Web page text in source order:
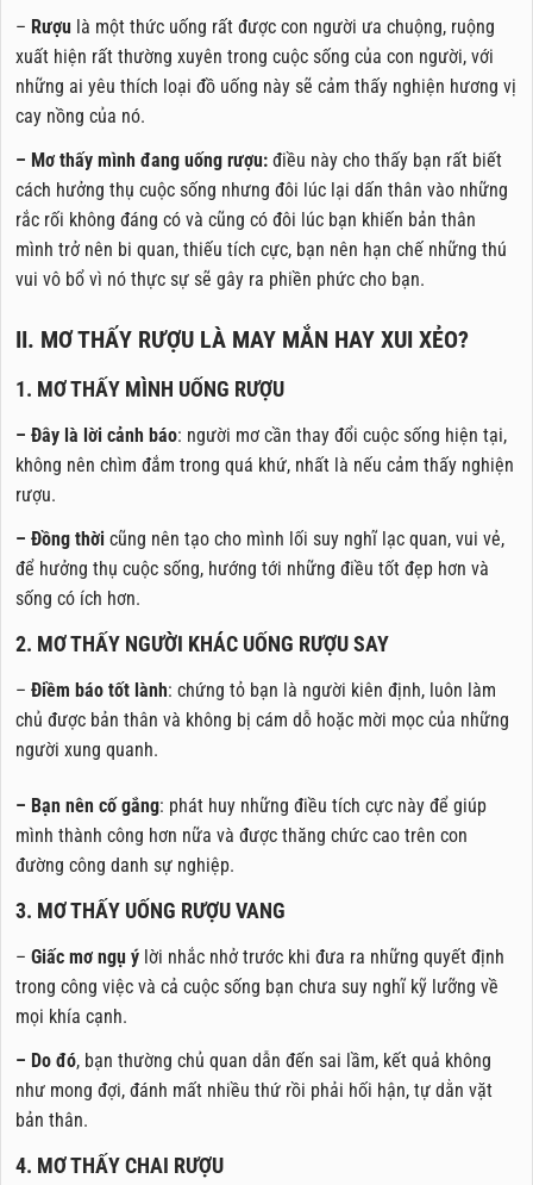
– Rượu là một thức uống rất được con người ưa chuộng, ruộng
xuất hiện rất thường xuyên trong cuộc sống của con người, với
những ai yêu thích loại đồ uống này sẽ cảm thấy nghiện hương vị
cay nồng của nó.
– Mơ thấy mình đang uống rượu: điều này cho thấy bạn rất biết
cách hưởng thụ cuộc sống nhưng đôi lúc lại dấn thân vào những
rắc rối không đáng có và cũng có đôi lúc bạn khiến bản thân
mình trở nên bi quan, thiếu tích cực, bạn nên hạn chế những thú
vui vô bổ vì nó thực sự sẽ gây ra phiền phức cho bạn.
II. MƠ THẤY RƯỢU LÀ MAY MẮN HAY XUI XẺO?
1. MƠ THẤY MÌNH UỐNG RƯỢU
– Đây là lời cảnh báo: người mơ cần thay đổi cuộc sống hiện tại,
không nên chìm đắm trong quá khứ, nhất là nếu cảm thấy nghiện
rượu.
– Đồng thời cũng nên tạo cho mình lối suy nghĩ lạc quan, vui vẻ,
để hưởng thụ cuộc sống, hướng tới những điều tốt đẹp hơn và
sống có ích hơn.
2. MƠ THẤY NGƯỜI KHÁC UỐNG RƯỢU SAY
– Điềm báo tốt lành: chứng tỏ bạn là người kiên định, luôn làm
chủ được bản thân và không bị cám dỗ hoặc mời mọc của những
người xung quanh.
– Bạn nên cố gắng: phát huy những điều tích cực này để giúp
mình thành công hơn nữa và được thăng chức cao trên con
đường công danh sự nghiệp.
3. MƠ THẤY UỐNG RƯỢU VANG
– Giấc mơ ngụ ý lời nhắc nhở trước khi đưa ra những quyết định
trong công việc và cả cuộc sống bạn chưa suy nghĩ kỹ lưỡng về
mọi khía cạnh.
– Do đó, bạn thường chủ quan dẫn đến sai lầm, kết quả không
như mong đợi, đánh mất nhiều thứ rồi phải hối hận, tự dằn vặt
bản thân.
4. MƠ THẤY CHAI RƯỢU